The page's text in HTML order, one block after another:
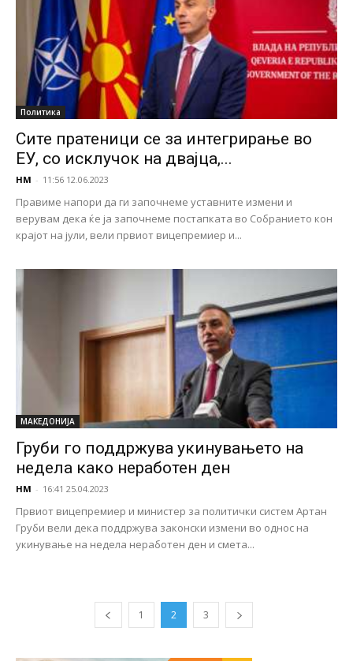
Политика
Сите пратеници се за интегрирање во
ЕУ, со исклучок на двајца,...
НМ - 11:56 12.06.2023
Правиме напори да ги започнеме уставните измени и
верувам дека ќе ја започнеме постапката во Собранието кон
крајот на јули, вели првиот вицепремиер и...
МАКЕДОНИЈА
Груби го поддржува укинувањето на
недела како неработен ден
НМ - 16:41 25.04.2023
Првиот вицепремиер и министер за политички систем Артан
Груби вели дека поддржува законски измени во однос на
укинување на недела неработен ден и смета...
1 2 3